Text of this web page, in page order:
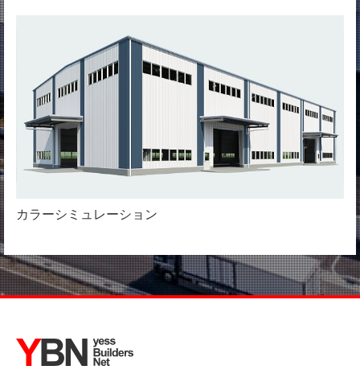
カラーシミュレーション